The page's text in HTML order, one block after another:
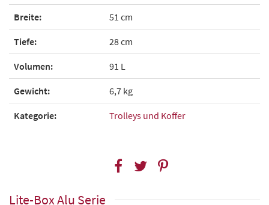
Breite: 51 cm
Tiefe: 28 cm
Volumen: 91 L
Gewicht: 6,7 kg
Kategorie: Trolleys und Koffer
Lite-Box Alu Serie